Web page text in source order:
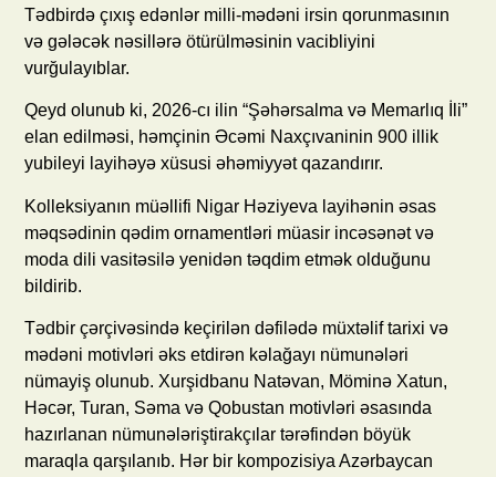
Tədbirdə çıxış edənlər milli-mədəni irsin qorunmasının
və gələcək nəsillərə ötürülməsinin vacibliyini
vurğulayıblar.
Qeyd olunub ki, 2026-cı ilin “Şəhərsalma və Memarlıq İli”
elan edilməsi, həmçinin Əcəmi Naxçıvaninin 900 illik
yubileyi layihəyə xüsusi əhəmiyyət qazandırır.
Kolleksiyanın müəllifi Nigar Həziyeva layihənin əsas
məqsədinin qədim ornamentləri müasir incəsənət və
moda dili vasitəsilə yenidən təqdim etmək olduğunu
bildirib.
Tədbir çərçivəsində keçirilən dəfilədə müxtəlif tarixi və
mədəni motivləri əks etdirən kəlağayı nümunələri
nümayiş olunub. Xurşidbanu Natəvan, Möminə Xatun,
Həcər, Turan, Səma və Qobustan motivləri əsasında
hazırlanan nümunələriştirakçılar tərəfindən böyük
maraqla qarşılanıb. Hər bir kompozisiya Azərbaycan